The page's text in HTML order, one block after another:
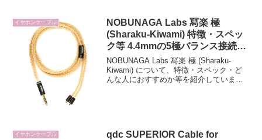
イヤホンケーブル
NOBUNAGA Labs 冩楽 極
(Sharaku-Kiwami) 特徴・スペッ
ク等 4.4mmの5極バランス接続
4N純銀金メッキ16芯構造イヤホ
ンケーブル
NOBUNAGA Labs 冩楽 極 (Sharaku-
Kiwami) について、特徴・スペック・ど
んな人におすすめか等を紹介していま
イヤホンケーブル
qdc SUPERIOR Cable for